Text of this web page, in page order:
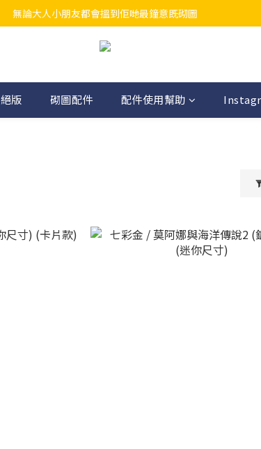
江帆天楊砌圖
無論大人小朋友都會搵到佢哋最鐘意既砌圖
江帆天楊砌圖
絕版 砌圖配件 配件使用幫助